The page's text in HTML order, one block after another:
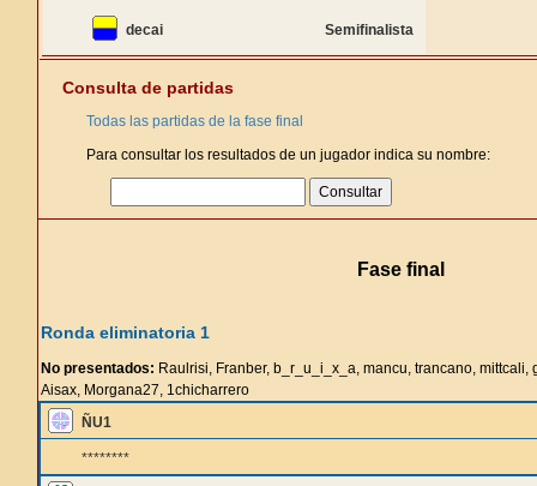
decai Semifinalista
Consulta de partidas
Todas las partidas de la fase final
Para consultar los resultados de un jugador indica su nombre:
Fase final
Ronda eliminatoria 1
No presentados: Raulrisi, Franber, b_r_u_i_x_a, mancu, trancano,
Aisax, Morgana27, 1chicharrero
ÑU1
********